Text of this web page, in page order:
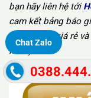
bạn hãy liên hệ tới
cam kết bảng báo
cải tạo nhà giá rẻ
Minh).
Chat Zalo